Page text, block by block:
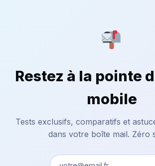
Restez à la pointe
mobile
Tests exclusifs, comparatifs et
dans votre boîte mail. Zéro